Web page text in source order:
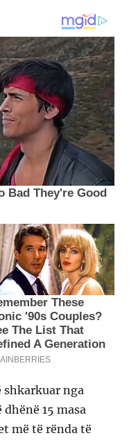
shkarkuar nga
15 masa
më të rënda të